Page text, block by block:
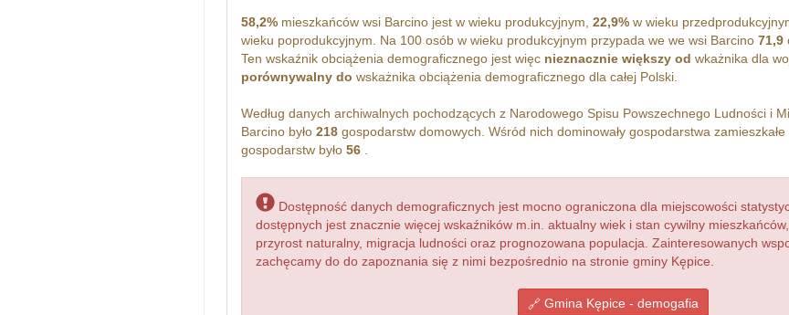
58,2%mieszkańców wsi Barcino jest w wieku produkcyjnym, 22,9%w wieku
wieku poprodukcyjnym. Na 100 osób w wieku produkcyjnym przypada we we wsi Barcino 71,9
Ten wskaźnik obciążenia demograficznego jest więc nieznacznie większy od wkażnika dla
porównywalny do wskażnika obciążenia demograficznego dla całej Polski.
Według danych archiwalnych pochodzących z Narodowego Spisu Powszechnego Ludności i
Barcino było 218gospodarstw domowych. Wśród nich dominowały gospodarstwa zamieszkałe
gospodarstw było 56.
Dostępność danych demograficznych jest mocno ograniczona dla miejscowości
dostępnych jest znacznie więcej wskaźników m.in. aktualny wiek i stan cywilny
przyrost naturalny, migracja ludności oraz prognozowana populacja. Zainteresowanych
zachęcamy do do zapoznania się z nimi bezpośrednio na stronie gminy Kępice.
Gmina Kępice - demogafia